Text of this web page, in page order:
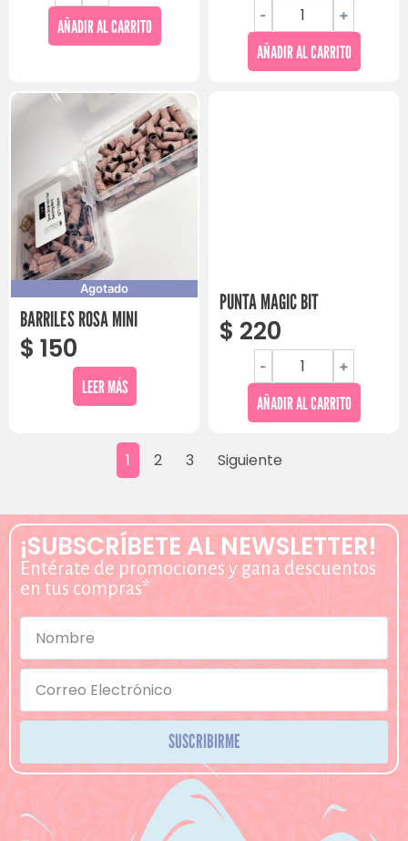
AÑADIR AL CARRITO
- +
AÑADIR AL CARRITO
Agotado
BARRILES ROSA MINI
$ 150
LEER MÁS
PUNTA MAGIC BIT
$ 220
- +
AÑADIR AL CARRITO
1 2 3 Siguiente
¡SUBSCRÍBETE AL NEWSLETTER!
Entérate de promociones y gana descuentos
en tus compras*
SUSCRIBIRME